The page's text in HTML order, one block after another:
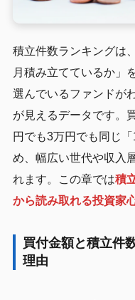
積立件数ランキングは
月積み立てているか」
選んでいるファンドが
が見えるデータです。
円でも3万円でも同じ
め、幅広い世代や収入
れます。この章では積
から読み取れる投資家
買付金額と積立件
理由